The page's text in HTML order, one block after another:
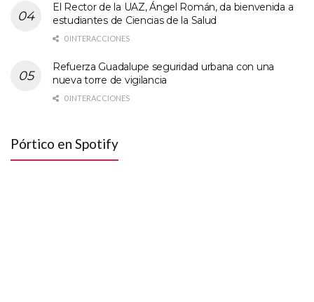
El Rector de la UAZ, Ángel Román, da bienvenida a
estudiantes de Ciencias de la Salud
0 INTERACCIONES
Refuerza Guadalupe seguridad urbana con una
nueva torre de vigilancia
0 INTERACCIONES
Pórtico en Spotify